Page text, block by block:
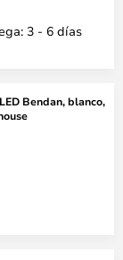
3 - 6 días
Bendan, blanco,